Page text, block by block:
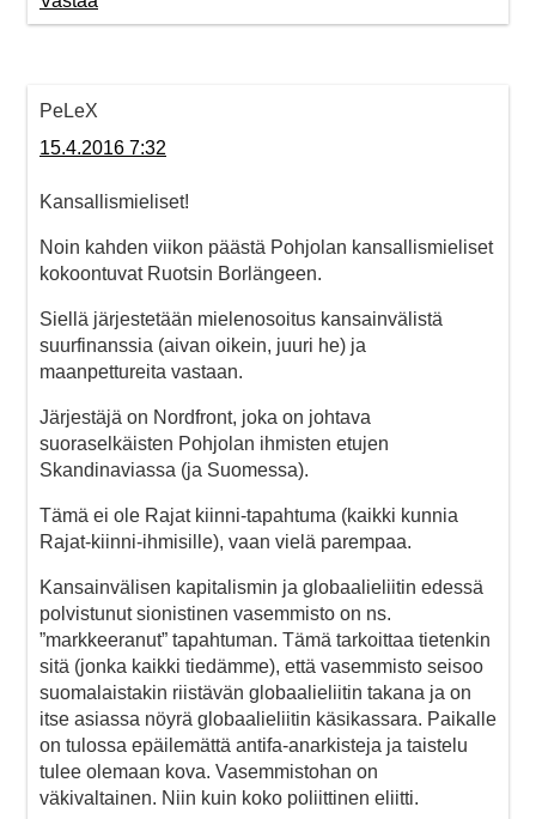
PeLeX
15.4.2016 7:32
Kansallismieliset!
Noin kahden viikon päästä Pohjolan kansallismieliset
kokoontuvat Ruotsin Borlängeen.
Siellä järjestetään mielenosoitus kansainvälistä
suurfinanssia (aivan oikein, juuri he) ja
maanpettureita vastaan.
Järjestäjä on Nordfront, joka on johtava
suoraselkäisten Pohjolan ihmisten etujen
Skandinaviassa (ja Suomessa).
Tämä ei ole Rajat kiinni-tapahtuma (kaikki kunnia
Rajat-kiinni-ihmisille), vaan vielä parempaa.
Kansainvälisen kapitalismin ja globaalieliitin edessä
polvistunut sionistinen vasemmisto on ns.
”markkeeranut” tapahtuman. Tämä tarkoittaa tietenkin
sitä (jonka kaikki tiedämme), että vasemmisto seisoo
suomalaistakin riistävän globaalieliitin takana ja on
itse asiassa nöyrä globaalieliitin käsikassara. Paikalle
on tulossa epäilemättä antifa-anarkisteja ja taistelu
tulee olemaan kova. Vasemmistohan on
väkivaltainen. Niin kuin koko poliittinen eliitti.